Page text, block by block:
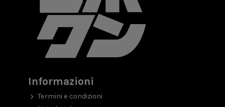
Informazioni
Termini e condizioni